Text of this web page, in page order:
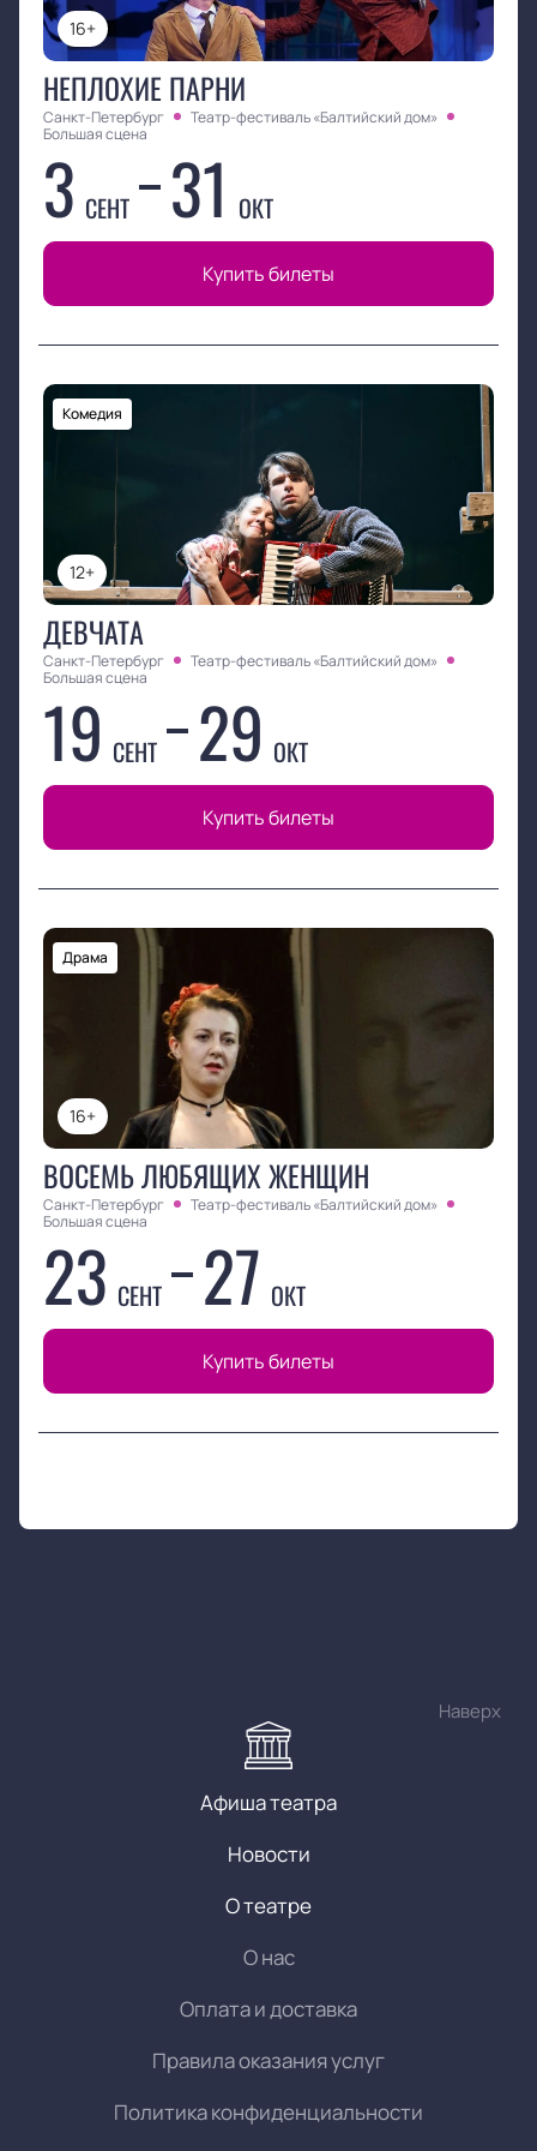
16+
НЕПЛОХИЕ ПАРНИ
Санкт-Петербург
Театр-фестиваль «Балтийский дом»
Большая сцена
3 СЕНТ 31 ОКТ
Купить билеты
12+
Комедия
ДЕВЧАТА
Санкт-Петербург
Театр-фестиваль «Балтийский дом»
Большая сцена
19 СЕНТ 29 ОКТ
Купить билеты
16+
Драма
ВОСЕМЬ ЛЮБЯЩИХ ЖЕНЩИН
Санкт-Петербург
Театр-фестиваль «Балтийский дом»
Большая сцена
23 СЕНТ 27 ОКТ
Купить билеты
Наверх
Афиша театра
Новости
О театре
О нас
Оплата и доставка
Правила оказания услуг
Политика конфиденциальности